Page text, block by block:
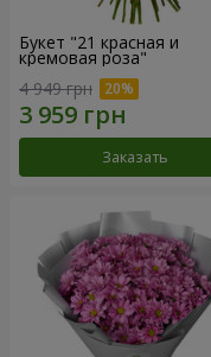
Букет "21 красная и
кремовая роза"
4 949 грн
Заказать